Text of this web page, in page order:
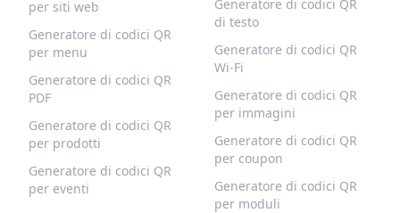
per siti web
Generatore di codici QR
per menu
Generatore di codici QR
PDF
Generatore di codici QR
per prodotti
Generatore di codici QR
per eventi
Generatore di codici QR
di testo
Generatore di codici QR
Wi-Fi
Generatore di codici QR
per immagini
Generatore di codici QR
per coupon
Generatore di codici QR
per moduli